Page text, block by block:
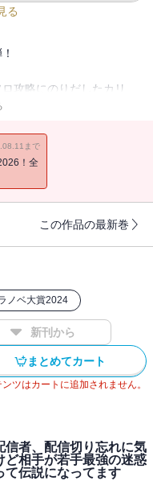
る
攻略にのりだしたカリ
奥多摩渓谷ダンジョンだ
し”に、カリンはいかに対応
唾を呑んで見守るなか。
！
ーイラスト、モノクロの
まで
！全
この作品の最新巻
ノベ大賞2024
新刊から
まとめてカート
ツはカートに追加されません。
信者、配信切り忘れに気
ど相手が若手最強の迷惑
て伝説になってます